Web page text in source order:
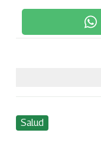
Salud